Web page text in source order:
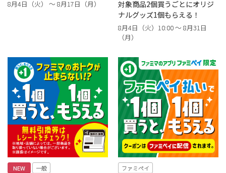
8月4日（火） ～ 8月17日（月）
対象商品2個買うごとにオリジ
ナルグッズ1個もらえる！
8月4日（火）10:00 ～ 8月31日
（月）
NEW 一般 ファミペイ